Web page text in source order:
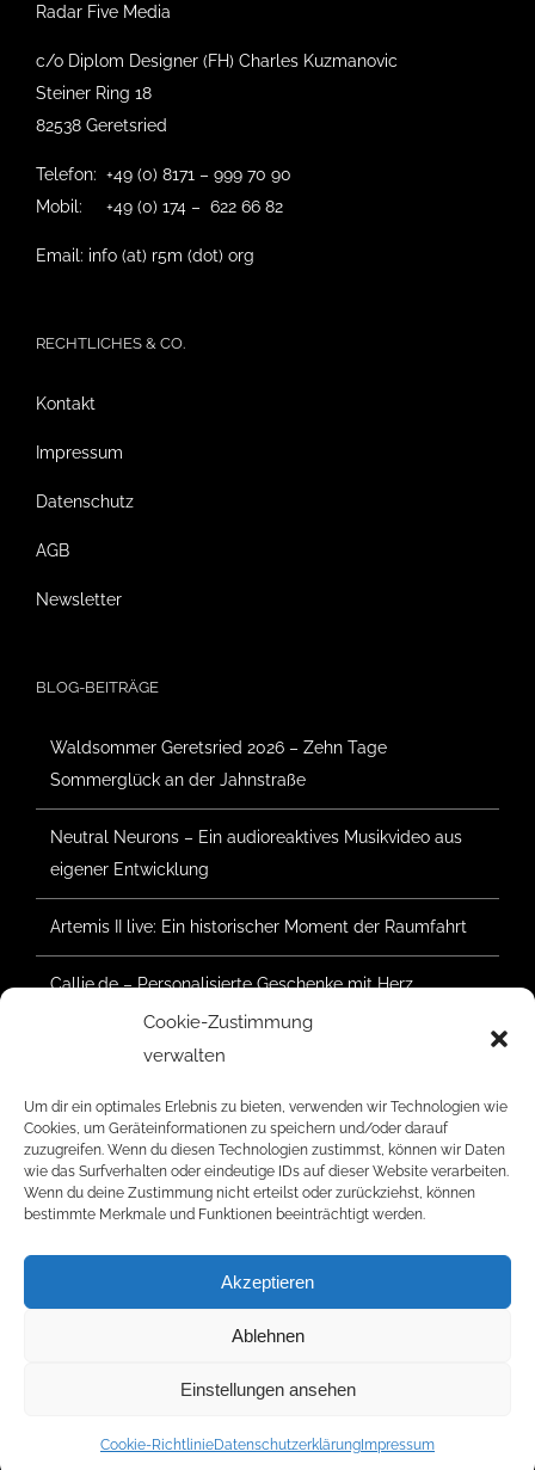
Cookie-Zustimmung
verwalten
Um dir ein optimales Erlebnis zu bieten, verwenden wir Technologien wie
Cookies, um Geräteinformationen zu speichern und/oder darauf
zuzugreifen. Wenn du diesen Technologien zustimmst, können wir Daten
wie das Surfverhalten oder eindeutige IDs auf dieser Website verarbeiten.
Wenn du deine Zustimmung nicht erteilst oder zurückziehst, können
bestimmte Merkmale und Funktionen beeinträchtigt werden.
Akzeptieren
Ablehnen
Einstellungen ansehen
Cookie-RichtlinieDatenschutzerklärung Impressum
Radar Five Media
c/o Diplom Designer (FH) Charles Kuzmanovic
Steiner Ring 18
82538 Geretsried
Telefon: +49 (0) 8171 – 999 70 90
Mobil: +49 (0) 174 – 622 66 82
Email: info (at) r5m (dot) org
RECHTLICHES & CO.
Kontakt
Impressum
Datenschutz
AGB
Newsletter
BLOG-BEITRÄGE
Waldsommer Geretsried 2026 – Zehn Tage
Sommerglück an der Jahnstraße
Neutral Neurons – Ein audioreaktives Musikvideo aus
eigener Entwicklung
Artemis II live: Ein historischer Moment der Raumfahrt
Callie.de – Personalisierte Geschenke mit Herz
RATINGS
2026 | Radar Five Media | Alle Rechte